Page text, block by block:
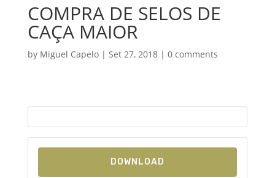
COMPRA DE SELOS DE
CAÇA MAIOR
by Miguel Capelo| Set 27, 2018| 0 comments
DOWNLOAD